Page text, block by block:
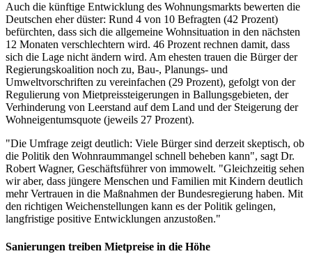
Auch die künftige Entwicklung des Wohnungsmarkts bewerten die
Deutschen eher düster: Rund 4 von 10 Befragten (42 Prozent)
befürchten, dass sich die allgemeine Wohnsituation in den nächsten
12 Monaten verschlechtern wird. 46 Prozent rechnen damit, dass
sich die Lage nicht ändern wird. Am ehesten trauen die Bürger der
Regierungskoalition noch zu, Bau-, Planungs- und
Umweltvorschriften zu vereinfachen (29 Prozent), gefolgt von der
Regulierung von Mietpreissteigerungen in Ballungsgebieten, der
Verhinderung von Leerstand auf dem Land und der Steigerung der
Wohneigentumsquote (jeweils 27 Prozent).
"Die Umfrage zeigt deutlich: Viele Bürger sind derzeit skeptisch, ob
die Politik den Wohnraummangel schnell beheben kann", sagt Dr.
Robert Wagner, Geschäftsführer von immowelt. "Gleichzeitig sehen
wir aber, dass jüngere Menschen und Familien mit Kindern deutlich
mehr Vertrauen in die Maßnahmen der Bundesregierung haben. Mit
den richtigen Weichenstellungen kann es der Politik gelingen,
langfristige positive Entwicklungen anzustoßen."
Sanierungen treiben Mietpreise in die Höhe